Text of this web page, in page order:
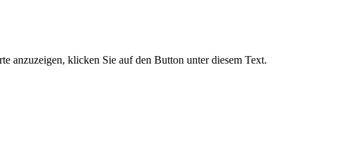
anzuzeigen, klicken Sie auf den Button unter diesem Text.